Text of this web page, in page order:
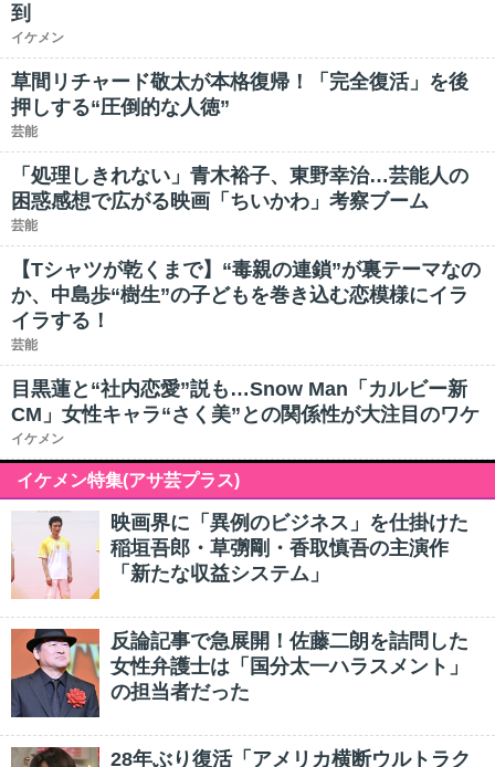
到
イケメン
草間リチャード敬太が本格復帰！「完全復活」を後
押しする“圧倒的な人徳”
芸能
「処理しきれない」青木裕子、東野幸治…芸能人の
困惑感想で広がる映画「ちいかわ」考察ブーム
芸能
【Tシャツが乾くまで】“毒親の連鎖”が裏テーマなの
か、中島歩“樹生”の子どもを巻き込む恋模様にイラ
イラする！
芸能
目黒蓮と“社内恋愛”説も…Snow Man「カルビー新
CM」女性キャラ“さく美”との関係性が大注目のワケ
イケメン
イケメン特集(アサ芸プラス)
映画界に「異例のビジネス」を仕掛けた
稲垣吾郎・草彅剛・香取慎吾の主演作
「新たな収益システム」
反論記事で急展開！佐藤二朗を詰問した
女性弁護士は「国分太一ハラスメント」
の担当者だった
28年ぶり復活「アメリカ横断ウルトラク